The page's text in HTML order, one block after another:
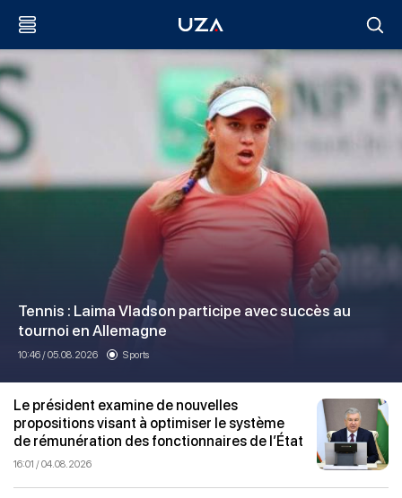
Tennis : Laima Vladson participe avec succès au
tournoi en Allemagne
10:46 / 05.08.2026 Sports
Le président examine de nouvelles
propositions visant à optimiser le système
de rémunération des fonctionnaires de l’État
16:01 / 04.08.2026